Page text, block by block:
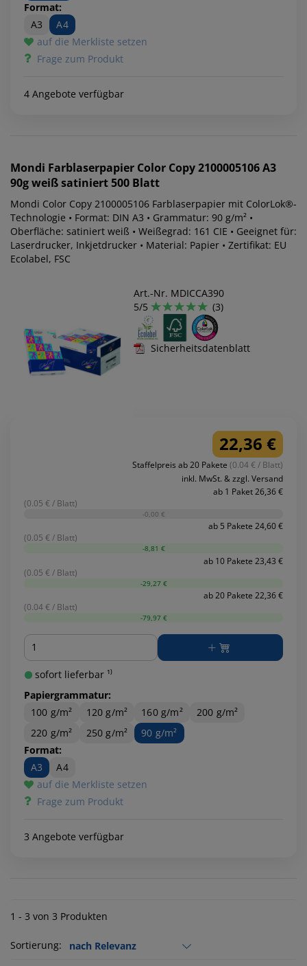
Format:
A3
A4
auf die Merkliste setzen
Frage zum Produkt
4 Angebote verfügbar
Mondi Farblaserpapier Color Copy 2100005106 A3
90g weiß satiniert 500 Blatt
Mondi Color Copy 2100005106 Farblaserpapier mit ColorLok®-
Technologie • Format: DIN A3 • Grammatur: 90 g/m² •
Oberfläche: satiniert weiß • Weißegrad: 161 CIE • Geeignet für:
Laserdrucker, Inkjetdrucker • Material: Papier • Zertifikat: EU
Ecolabel, FSC
Art.-Nr. MDICCA390
5/5
(3)
Sicherheitsdatenblatt
22,36 €
Staffelpreis ab 20 Pakete (0.04 € / Blatt)
inkl. MwSt. & zzgl. Versand
ab 1 Paket 26,36 €
(0.05 € / Blatt)
-0,00 €
ab 5 Pakete 24,60 €
(0.05 € / Blatt)
-8,81 €
ab 10 Pakete 23,43 €
(0.05 € / Blatt)
-29,27 €
ab 20 Pakete 22,36 €
(0.04 € / Blatt)
-79,97 €
Menge
sofort lieferbar ¹⁾
Papiergrammatur:
100 g/m²
120 g/m² 160 g/m²
200 g/m²
220 g/m²
250 g/m²
90 g/m²
Format:
A3
A4
auf die Merkliste setzen
Frage zum Produkt
3 Angebote verfügbar
1 - 3 von 3 Produkten
Sortierung: